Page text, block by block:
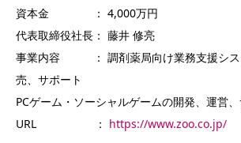
資本金 ： 4,000万円
代表取締役社長： 藤井 修亮
事業内容 ： 調剤薬局向け業務支援シス
売、サポート
PCゲーム・ソーシャルゲームの開発、運営
URL ： https://www.zoo.co.jp/